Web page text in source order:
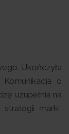
Ukończyła
o
uzupełnia na
marki,